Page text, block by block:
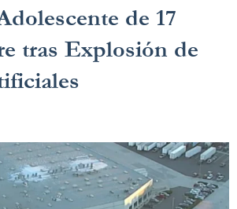
de 17
tras Explosión de